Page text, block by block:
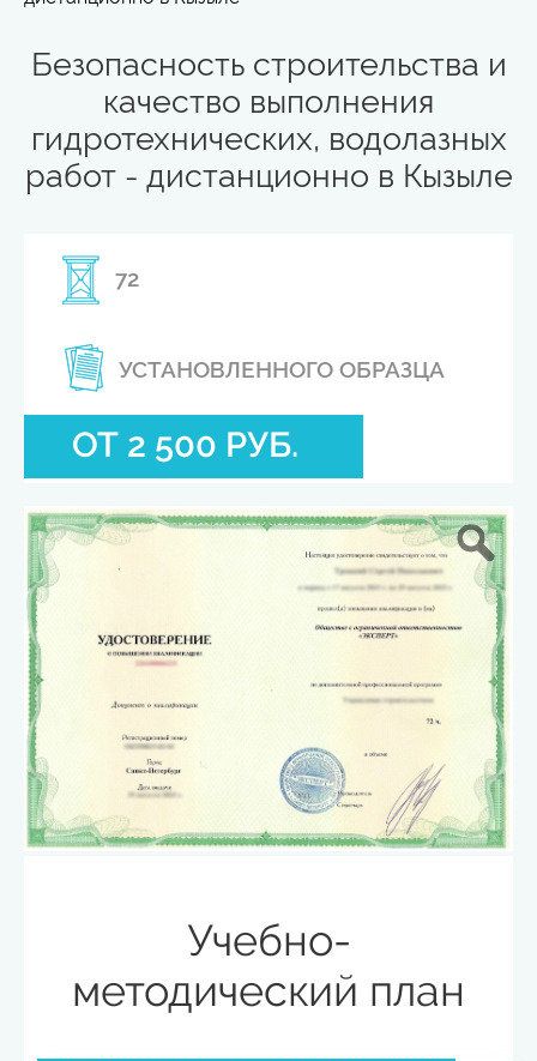
Безопасность строительства и
качество выполнения
гидротехнических, водолазных
работ - дистанционно в Кызыле
72
УСТАНОВЛЕННОГО ОБРАЗЦА
ОТ 2 500 РУБ.
Учебно-
методический план